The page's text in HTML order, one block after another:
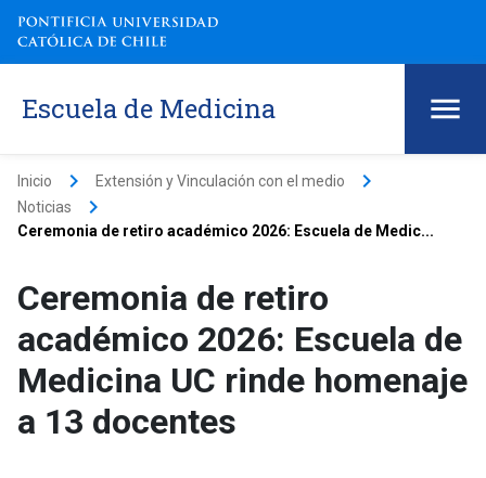
Escuela de Medicina
Inicio keyboard_arrow_right Extensión y Vinculación con el medio keyboard_arrow_right
Noticias keyboard_arrow_right
Ceremonia de retiro académico 2026: Escuela de Medic...
Ceremonia de retiro
académico 2026: Escuela de
Medicina UC rinde homenaje
a 13 docentes